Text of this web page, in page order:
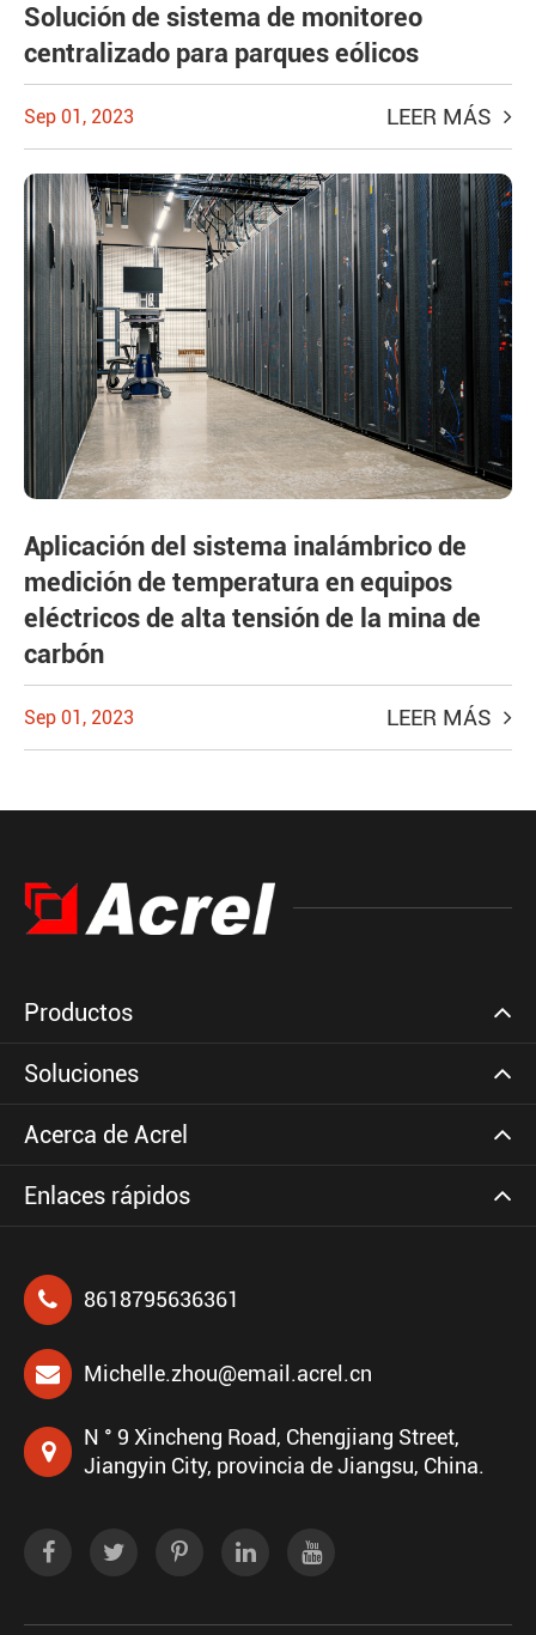
Solución de sistema de monitoreo
centralizado para parques eólicos
Sep 01, 2023 LEER MÁS
Aplicación del sistema inalámbrico de
medición de temperatura en equipos
eléctricos de alta tensión de la mina de
carbón
Sep 01, 2023 LEER MÁS
Productos
Soluciones
Acerca de Acrel
Enlaces rápidos
8618795636361
Michelle.zhou@email.acrel.cn
N ° 9 Xincheng Road, Chengjiang Street,
Jiangyin City, provincia de Jiangsu, China.